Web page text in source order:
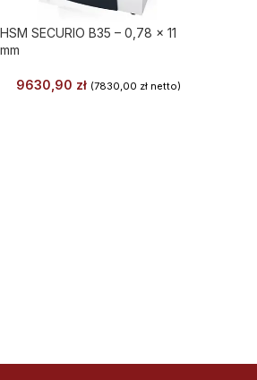
HSM SECURIO B35 – 0,78 x 11
mm
9630,90 zł (7830,00 złnetto)